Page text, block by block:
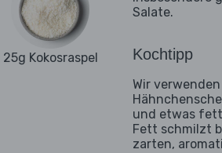
25g Kokosraspel
Salate.
Kochtipp
Wir
und etwas
Fett schmilzt
zarten,